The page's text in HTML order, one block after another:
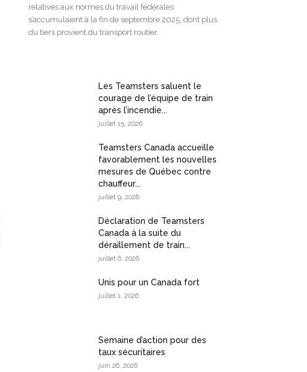
relatives aux normes du travail fédérales
s’accumulaient à la fin de septembre 2025, dont plus
du tiers provient du transport routier.
Les Teamsters saluent le
courage de l’équipe de train
après l’incendie...
juillet 15, 2026
Teamsters Canada accueille
favorablement les nouvelles
mesures de Québec contre
chauffeur...
juillet 9, 2026
Déclaration de Teamsters
Canada à la suite du
déraillement de train...
juillet 6, 2026
Unis pour un Canada fort
juillet 1, 2026
Semaine d’action pour des
taux sécuritaires
juin 26, 2026